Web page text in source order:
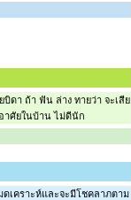
ดา ถ้า ฟัน ล่าง ทายว่า จะเสีย
าศัยในบ้าน ไม่ดีนัก
เคราะห์และจะมีโชคลาภตาม